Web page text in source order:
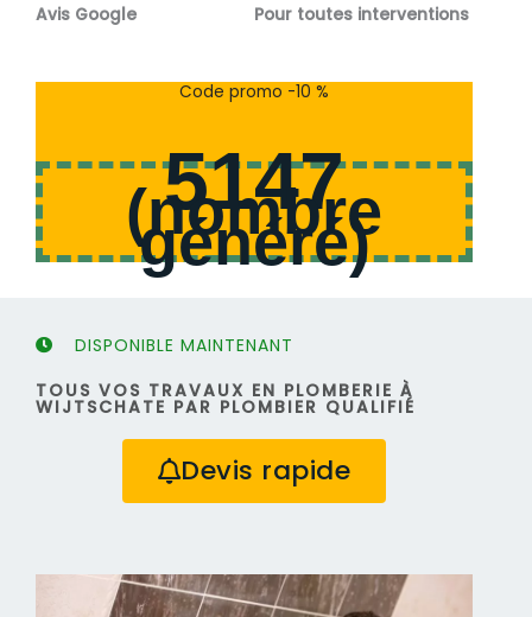
s
Avis Google
s
Pour toutes interventions
Code promo -10 %
5147
(nombre
généré)
DISPONIBLE MAINTENANT
TOUS VOS TRAVAUX EN PLOMBERIE À
WIJTSCHATE PAR PLOMBIER QUALIFIÉ
Devis rapide